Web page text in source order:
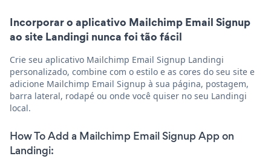
Incorporar o aplicativo Mailchimp Email Signup
ao site Landingi nunca foi tão fácil
Crie seu aplicativo Mailchimp Email Signup Landingi
personalizado, combine com o estilo e as cores do seu site e
adicione Mailchimp Email Signup à sua página, postagem,
barra lateral, rodapé ou onde você quiser no seu Landingi
local.
How To Add a Mailchimp Email Signup App on
Landingi: